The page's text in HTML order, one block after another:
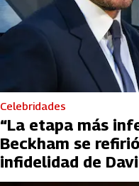
Celebridades
“La etapa más
Beckham se
infidelidad de